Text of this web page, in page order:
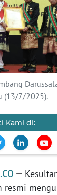
(13/7/2025).
Kami di:
—
resmi